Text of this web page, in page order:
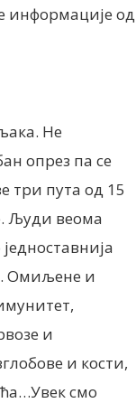
информације од
Не
опрез па се
три пута од 15
Људи веома
Омиљене и
и
и кости,
смо